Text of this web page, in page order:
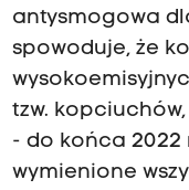
antysmogowa
spowoduje, że
tzw.
- do końca 2022
wymienione